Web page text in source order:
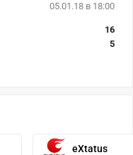
05.01.18 в 18:00
16
5
eXtatus